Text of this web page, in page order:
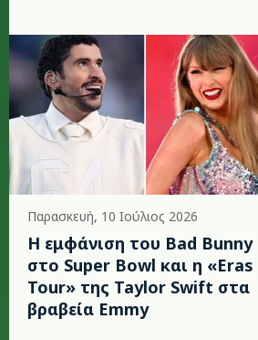
Παρασκευή, 10 Ιούλιος 2026
Η εμφάνιση του Bad Bunny
στο Super Bowl και η «Eras
Tour» της Taylor Swift στα
βραβεία Emmy